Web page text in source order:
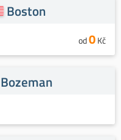
Boston
od0Kč
Bozeman